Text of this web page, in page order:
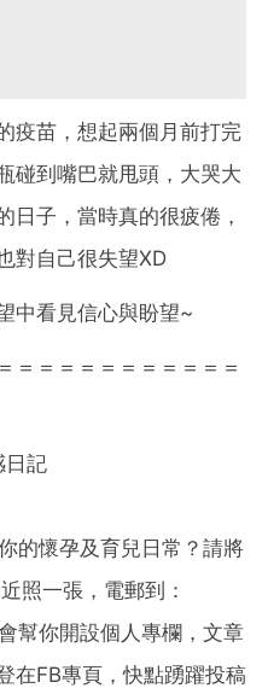
疫苗，想起兩個月前打完
碰到嘴巴就甩頭，大哭大
日子，當時真的很疲倦，
對自己很失望XD
中看見信心與盼望~
＝＝＝＝＝＝＝＝＝＝＝
記
的懷孕及育兒日常？請將
照一張，電郵到：
幫你開設個人專欄，文章
在FB專頁，快點踴躍投稿